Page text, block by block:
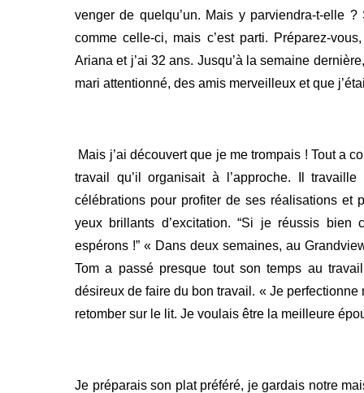
venger de quelqu’un. Mais y parviendra-t-elle
comme celle-ci, mais c’est parti. Préparez-
Ariana et j’ai 32 ans. Jusqu’à la semaine
mari attentionné, des amis merveilleux et que
Mais j’ai découvert que je me trompais ! Tout a
travail qu’il organisait à l’approche. Il
célébrations pour profiter de ses réalisations et
yeux brillants d’excitation. “Si je réussis
espérons !” « Dans deux semaines, au
Tom a passé presque tout son temps au
désireux de faire du bon travail. « Je
retomber sur le lit. Je voulais être la meilleure
Je préparais son plat préféré, je gardais notre